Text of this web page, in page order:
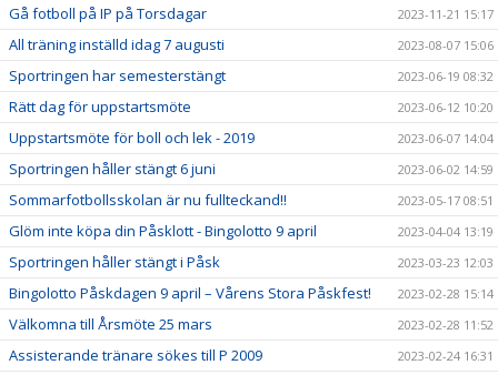
Gå fotboll på IP på Torsdagar 2023-11-21 15:17
All träning inställd idag 7 augusti 2023-08-07 15:06
Sportringen har semesterstängt 2023-06-19 08:32
Rätt dag för uppstartsmöte 2023-06-12 10:20
Uppstartsmöte för boll och lek - 2019 2023-06-07 14:04
Sportringen håller stängt 6 juni 2023-06-02 14:59
Sommarfotbollsskolan är nu fullteckand!! 2023-05-17 08:51
Glöm inte köpa din Påsklott - Bingolotto 9 april 2023-04-04 13:19
Sportringen håller stängt i Påsk 2023-03-23 12:03
Bingolotto Påskdagen 9 april – Vårens Stora Påskfest! 2023-02-28 15:14
Välkomna till Årsmöte 25 mars 2023-02-28 11:52
Assisterande tränare sökes till P 2009 2023-02-24 16:31